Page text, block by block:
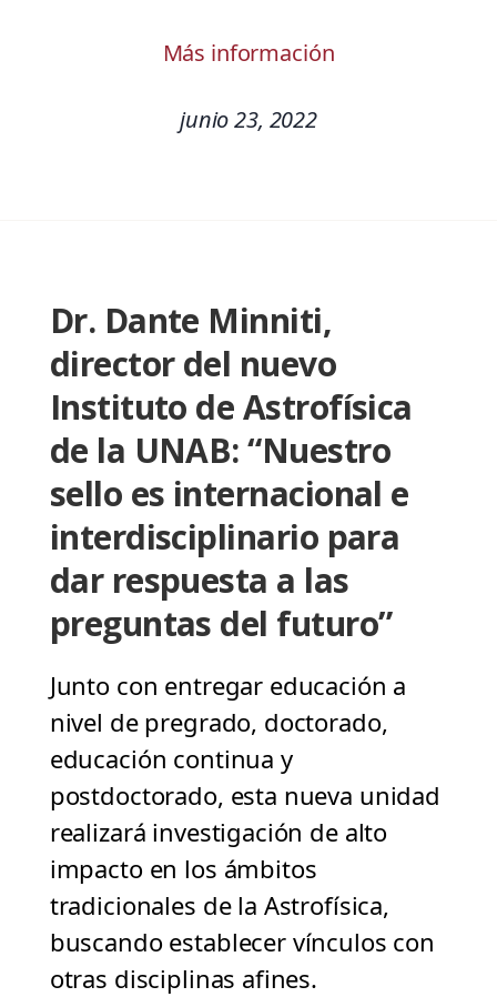
Más información
junio 23, 2022
Dr. Dante Minniti,
director del nuevo
Instituto de Astrofísica
de la UNAB: “Nuestro
sello es internacional e
interdisciplinario para
dar respuesta a las
preguntas del futuro”
Junto con entregar educación a
nivel de pregrado, doctorado,
educación continua y
postdoctorado, esta nueva unidad
realizará investigación de alto
impacto en los ámbitos
tradicionales de la Astrofísica,
buscando establecer vínculos con
otras disciplinas afines.